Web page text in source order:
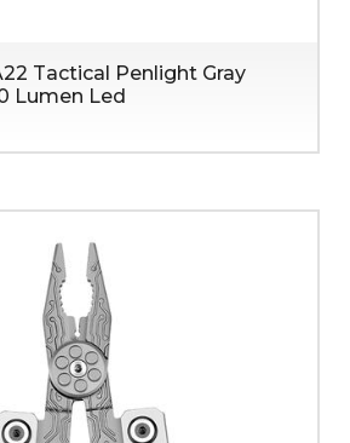
Tactical Penlight Gray
Lumen Led